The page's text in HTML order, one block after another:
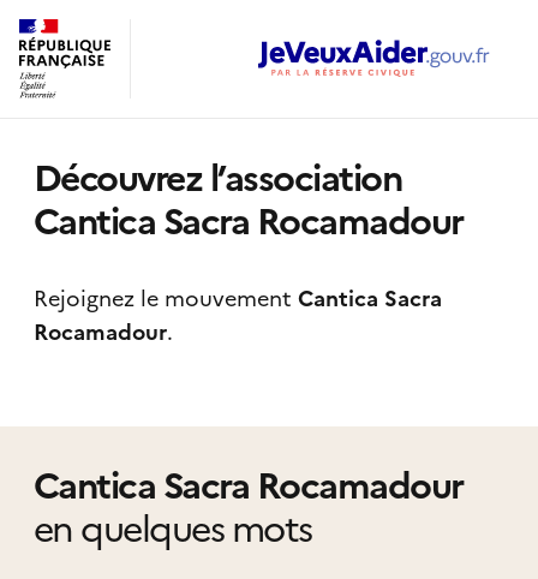
Découvrez l’association
Cantica Sacra Rocamadour
Rejoignez le mouvement Cantica Sacra
Rocamadour.
Cantica Sacra Rocamadour
en quelques mots